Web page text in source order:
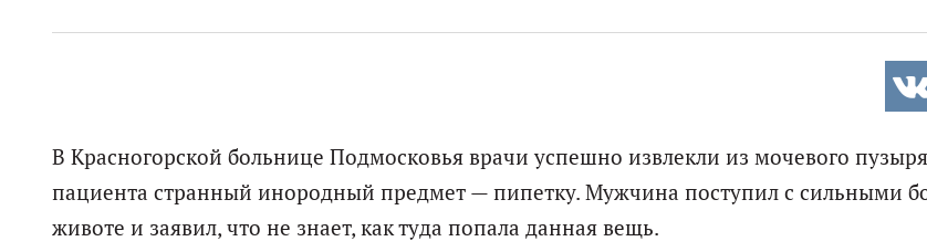
В Красногорской больнице Подмосковья врачи успешно извлекли из мочевого
пациента странный инородный предмет — пипетку. Мужчина поступил с сильными
животе и заявил, что не знает, как туда попала данная вещь.​